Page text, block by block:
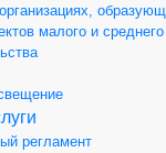
малого и среднего
регламент